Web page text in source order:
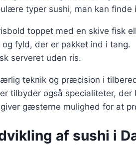
typer sushi, man kan finde
toppet med en skive fisk
og fyld, der er pakket ind i tang.
serveret uden ris.
teknik og præcision i
tilbyder også specialiteter,
gæsterne mulighed for at
af sushi i